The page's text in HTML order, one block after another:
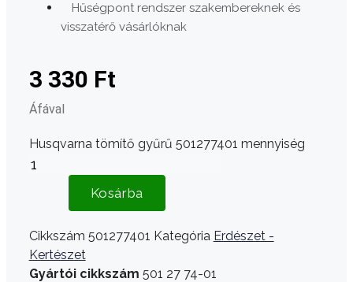
Hűségpont rendszer szakembereknek és
visszatérő vásárlóknak
3 330 Ft
Áfával
Husqvarna tömítő gyűrű 501277401 mennyiség
Kosárba
Cikkszám 501277401 Kategória Erdészet -
Kertészet
Gyártói cikkszám 501 27 74-01